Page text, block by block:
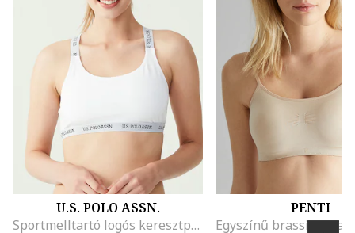
U.S. POLO ASSN.
Sportmelltartó logós keresztpántokkal, Fehér
PENTI